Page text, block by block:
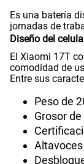
Es una batería
jornadas de
Diseño del
El Xiaomi 17T
comodidad de
Entre sus
Peso de
Grosor